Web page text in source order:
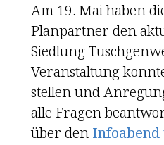
Am 19. Mai haben
Planpartner den
Siedlung
Veranstaltung
stellen und
alle Fragen
über den Infoabend